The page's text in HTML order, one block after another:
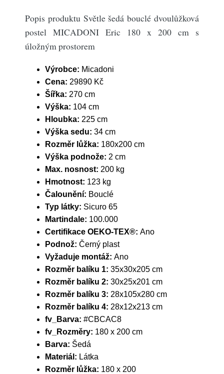
Popis produktu Světle šedá bouclé dvoulůžková
postel MICADONI Eric 180 x 200 cm s
úložným prostorem
Výrobce: Micadoni
Cena: 29890 Kč
Šířka: 270 cm
Výška: 104 cm
Hloubka: 225 cm
Výška sedu: 34 cm
Rozměr lůžka: 180x200 cm
Výška podnože: 2 cm
Max. nosnost: 200 kg
Hmotnost: 123 kg
Čalounění: Bouclé
Typ látky: Sicuro 65
Martindale: 100.000
Certifikace OEKO-TEX®: Ano
Podnož: Černý plast
Vyžaduje montáž: Ano
Rozměr balíku 1: 35x30x205 cm
Rozměr balíku 2: 30x25x201 cm
Rozměr balíku 3: 28x105x280 cm
Rozměr balíku 4: 28x12x213 cm
fv_Barva: #CBCAC8
fv_Rozměry: 180 x 200 cm
Barva: Šedá
Materiál: Látka
Rozměr lůžka: 180 x 200